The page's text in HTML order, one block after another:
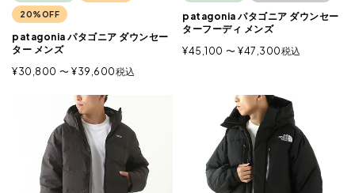
20%OFF
patagonia パタゴニア ダウンセー
ター メンズ
¥30,800 〜 ¥39,600税込
patagonia パタゴニア ダウンセー
ターフーディ メンズ
¥45,100 〜 ¥47,300税込